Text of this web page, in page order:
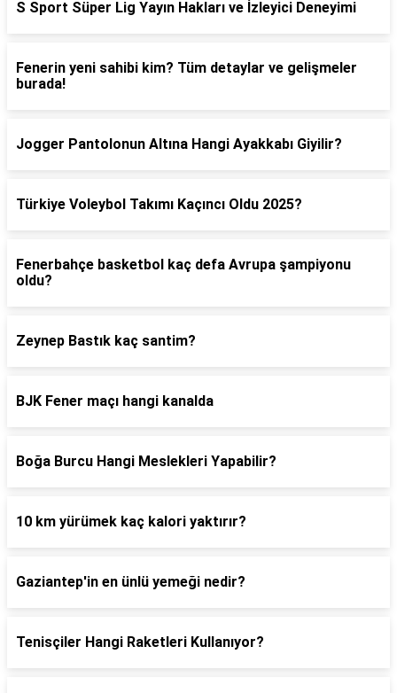
S Sport Süper Lig Yayın Hakları ve İzleyici Deneyimi
Fenerin yeni sahibi kim? Tüm detaylar ve gelişmeler
burada!
Jogger Pantolonun Altına Hangi Ayakkabı Giyilir?
Türkiye Voleybol Takımı Kaçıncı Oldu 2025?
Fenerbahçe basketbol kaç defa Avrupa şampiyonu
oldu?
Zeynep Bastık kaç santim?
BJK Fener maçı hangi kanalda
Boğa Burcu Hangi Meslekleri Yapabilir?
10 km yürümek kaç kalori yaktırır?
Gaziantep'in en ünlü yemeği nedir?
Tenisçiler Hangi Raketleri Kullanıyor?